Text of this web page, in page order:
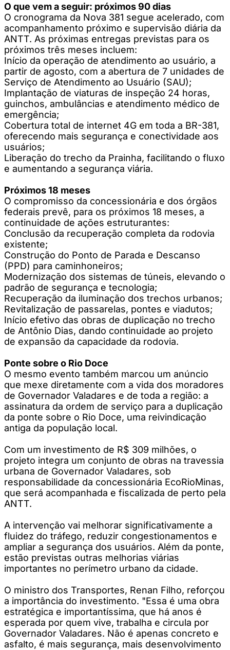
O que vem a seguir: próximos 90 dias
O cronograma da Nova 381 segue acelerado, com
acompanhamento próximo e supervisão diária da
ANTT. As próximas entregas previstas para os
próximos três meses incluem:
Início da operação de atendimento ao usuário, a
partir de agosto, com a abertura de 7 unidades de
Serviço de Atendimento ao Usuário (SAU);
Implantação de viaturas de inspeção 24 horas,
guinchos, ambulâncias e atendimento médico de
emergência;
Cobertura total de internet 4G em toda a BR-381,
oferecendo mais segurança e conectividade aos
usuários;
Liberação do trecho da Prainha, facilitando o fluxo
e aumentando a segurança viária.
Próximos 18 meses
O compromisso da concessionária e dos órgãos
federais prevê, para os próximos 18 meses, a
continuidade de ações estruturantes:
Conclusão da recuperação completa da rodovia
existente;
Construção do Ponto de Parada e Descanso
(PPD) para caminhoneiros;
Modernização dos sistemas de túneis, elevando o
padrão de segurança e tecnologia;
Recuperação da iluminação dos trechos urbanos;
Revitalização de passarelas, pontes e viadutos;
Início efetivo das obras de duplicação no trecho
de Antônio Dias, dando continuidade ao projeto
de expansão da capacidade da rodovia.
Ponte sobre o Rio Doce
O mesmo evento também marcou um anúncio
que mexe diretamente com a vida dos moradores
de Governador Valadares e de toda a região: a
assinatura da ordem de serviço para a duplicação
da ponte sobre o Rio Doce, uma reivindicação
antiga da população local.
Com um investimento de R$ 309 milhões, o
projeto integra um conjunto de obras na travessia
urbana de Governador Valadares, sob
responsabilidade da concessionária EcoRioMinas,
que será acompanhada e fiscalizada de perto pela
ANTT.
A intervenção vai melhorar significativamente a
fluidez do tráfego, reduzir congestionamentos e
ampliar a segurança dos usuários. Além da ponte,
estão previstas outras melhorias viárias
importantes no perímetro urbano da cidade.
O ministro dos Transportes, Renan Filho, reforçou
a importância do investimento. "Essa é uma obra
estratégica e importantíssima, que há anos é
esperada por quem vive, trabalha e circula por
Governador Valadares. Não é apenas concreto e
asfalto, é mais segurança, mais desenvolvimento